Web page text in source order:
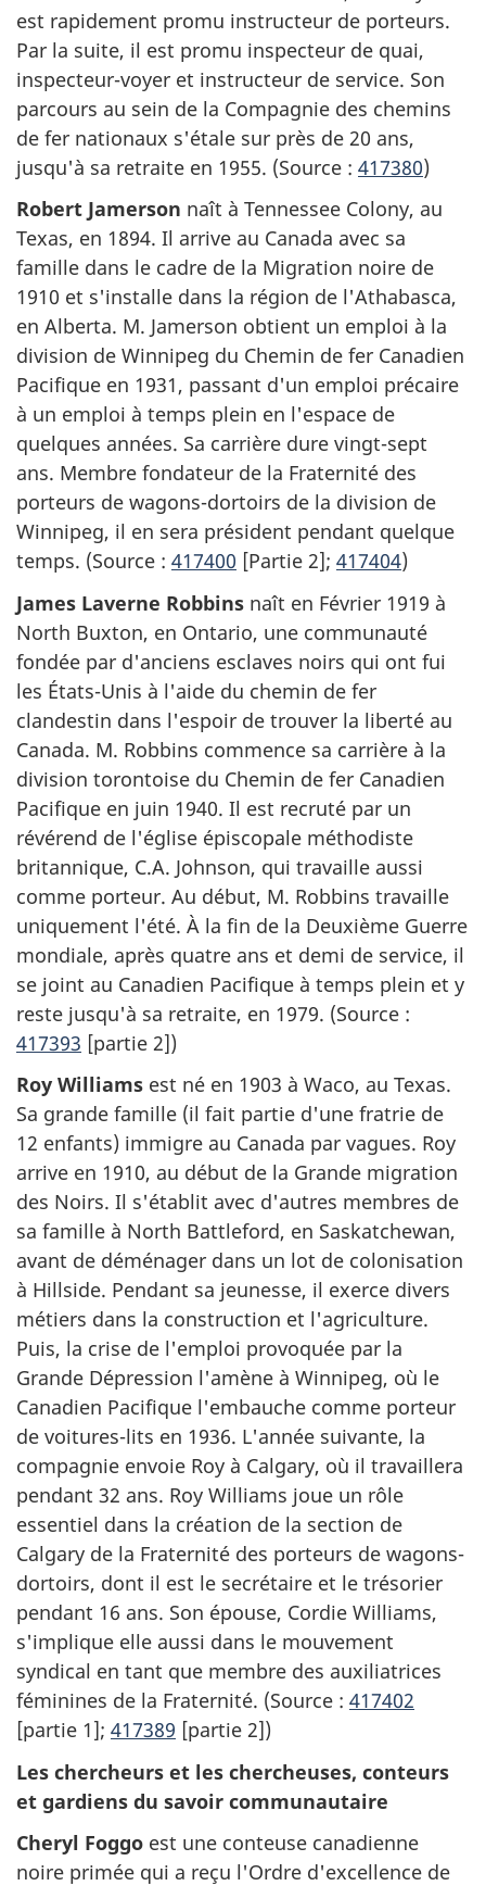
est rapidement promu instructeur de porteurs.
Par la suite, il est promu inspecteur de quai,
inspecteur-voyer et instructeur de service. Son
parcours au sein de la Compagnie des chemins
de fer nationaux s'étale sur près de 20 ans,
jusqu'à sa retraite en 1955. (Source : 417380)
Robert Jamerson naît à Tennessee Colony, au
Texas, en 1894. Il arrive au Canada avec sa
famille dans le cadre de la Migration noire de
1910 et s'installe dans la région de l'Athabasca,
en Alberta. M. Jamerson obtient un emploi à la
division de Winnipeg du Chemin de fer Canadien
Pacifique en 1931, passant d'un emploi précaire
à un emploi à temps plein en l'espace de
quelques années. Sa carrière dure vingt-sept
ans. Membre fondateur de la Fraternité des
porteurs de wagons-dortoirs de la division de
Winnipeg, il en sera président pendant quelque
temps. (Source : 417400 [Partie 2]; 417404)
James Laverne Robbins naît en Février 1919 à
North Buxton, en Ontario, une communauté
fondée par d'anciens esclaves noirs qui ont fui
les États-Unis à l'aide du chemin de fer
clandestin dans l'espoir de trouver la liberté au
Canada. M. Robbins commence sa carrière à la
division torontoise du Chemin de fer Canadien
Pacifique en juin 1940. Il est recruté par un
révérend de l'église épiscopale méthodiste
britannique, C.A. Johnson, qui travaille aussi
comme porteur. Au début, M. Robbins travaille
uniquement l'été. À la fin de la Deuxième Guerre
mondiale, après quatre ans et demi de service, il
se joint au Canadien Pacifique à temps plein et y
reste jusqu'à sa retraite, en 1979. (Source :
417393 [partie 2])
Roy Williams est né en 1903 à Waco, au Texas.
Sa grande famille (il fait partie d'une fratrie de
12 enfants) immigre au Canada par vagues. Roy
arrive en 1910, au début de la Grande migration
des Noirs. Il s'établit avec d'autres membres de
sa famille à North Battleford, en Saskatchewan,
avant de déménager dans un lot de colonisation
à Hillside. Pendant sa jeunesse, il exerce divers
métiers dans la construction et l'agriculture.
Puis, la crise de l'emploi provoquée par la
Grande Dépression l'amène à Winnipeg, où le
Canadien Pacifique l'embauche comme porteur
de voitures-lits en 1936. L'année suivante, la
compagnie envoie Roy à Calgary, où il travaillera
pendant 32 ans. Roy Williams joue un rôle
essentiel dans la création de la section de
Calgary de la Fraternité des porteurs de wagons-
dortoirs, dont il est le secrétaire et le trésorier
pendant 16 ans. Son épouse, Cordie Williams,
s'implique elle aussi dans le mouvement
syndical en tant que membre des auxiliatrices
féminines de la Fraternité. (Source : 417402
[partie 1]; 417389 [partie 2])
Les chercheurs et les chercheuses, conteurs
et gardiens du savoir communautaire
Cheryl Foggo est une conteuse canadienne
noire primée qui a reçu l'Ordre d'excellence de